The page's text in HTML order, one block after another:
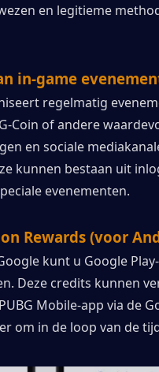
en legitieme
in-game
regelmatig
Coin of andere
en sociale
kunnen bestaan ​​uit
evenementen.
Rewards (voor
kunt u Google
Deze credits kunnen
Mobile-app via de
om in de loop van de